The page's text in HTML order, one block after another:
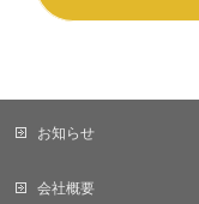
お知らせ
会社概要